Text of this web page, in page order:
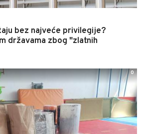
bez najveće privilegije?
državama zbog "zlatnih
0